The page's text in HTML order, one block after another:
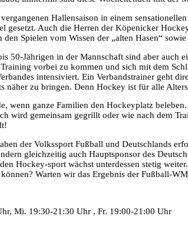
Hallensaison in einem
gesetzt. Auch die Herren der Köpenicker
Spielen vom Wissen der „alten Hasen“
50-Jährigen in der Mannschaft sind aber
vorbei zu kommen und sich mit dem
intensiviert. Ein Verbandstrainer geht
näher zu bringen. Denn Hockey ist für alle
wenn ganze Familien den Hockeyplatz
wird gemeinsam gegrillt oder wie nach dem
der Volkssport Fußball und Deutschlands
gleichzeitig auch Hauptsponsor des
Hockey-sport wächst unterdessen stetig
Warten wir das Ergebnis der Fußball-
Mi. 19:30-21:30 Uhr , Fr. 19:00-21:00 Uhr